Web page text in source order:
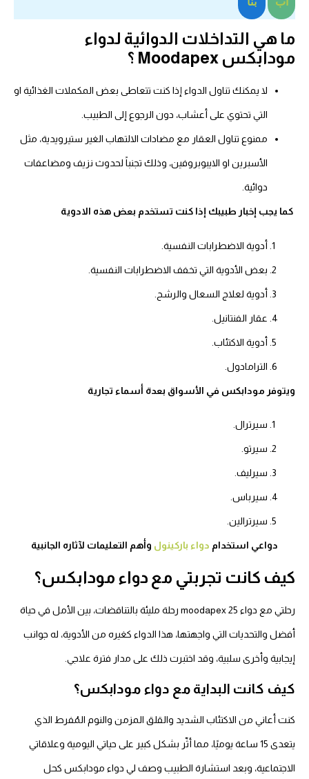
ما هي التداخلات الدوائية لدواء
مودابكس Moodapex ؟
لا يمكنك تناول الدواء إذا كنت تتعاطى بعض المكملات الغذائية او
التي تحتوي على أعشاب، دون الرجوع إلى الطبيب.
ممنوع تناول العقار مع مضادات الالتهاب الغير ستيرويدية، مثل
الأسبرين او الايبوبروفين، وذلك تجنباً لحدوث نزيف ومضاعفات
دوائية.
كما يجب إخبار طبيبك إذا كنت تستخدم بعض هذه الادوية
أدوية الاضطرابات النفسية.
بعض الأدوية التي تخفف الاضطرابات النفسية.
أدوية لعلاج السعال والرشح.
عقار الفنتانيل.
أدوية الاكتئاب.
الترامادول.
ويتوفر مودابكس في الأسواق بعدة أسماء تجارية
سيرترال.
سيرتو.
سيرليف.
سيرباس.
سيرترالين.
دواعي استخدام دواء باركينول وأهم التعليمات لآثاره الجانبية
كيف كانت تجربتي مع دواء مودابكس؟
رحلتي مع دواء moodapex 25 رحلة مليئة بالتناقضات، بين الأمل في حياة
أفضل والتحديات التي واجهتها، هذا الدواء كغيره من الأدوية، له جوانب
إيجابية وأخرى سلبية، وقد اختبرت ذلك على مدار فترة علاجي.
كيف كانت البداية مع دواء مودابكس؟
كنت أعاني من الاكتئاب الشديد والقلق المزمن والنوم المُفرط الذي
يتعدى 15 ساعة يوميًا، مما أثّر بشكل كبير على حياتي اليومية وعلاقاتي
الاجتماعية، وبعد استشارة الطبيب وصف لي دواء مودابكس كحل